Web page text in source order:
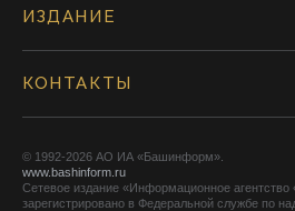
ИЗДАНИЕ
КОНТАКТЫ
© 1992-2026 АО ИА «Башинформ».
www.bashinform.ru
Сетевое издание «Информационное
зарегистрировано в Федеральной службе по